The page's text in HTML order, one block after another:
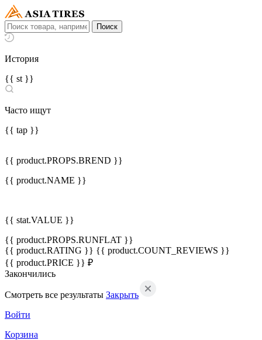
История
{{ st }}
Часто ищут
{{ tap }}
{{ product.PROPS.BREND }}
{{ product.NAME }}
{{ stat.VALUE }}
{{ product.PROPS.RUNFLAT }}
{{ product.RATING }} {{ product.COUNT_REVIEWS }}
{{ product.PRICE }} ₽
Закончились
Смотреть все результаты Закрыть
Войти
Корзина